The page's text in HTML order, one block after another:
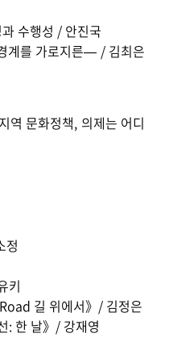
수행성 / 안진국
계를 가로지른— / 김최은
역 문화정책, 의제는 어디
정
키
길 위에서》/ 김정은
: 한 날》/ 강재영